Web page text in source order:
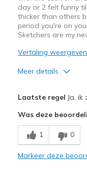
day or 2 felt funny
thicker than others
period you're on
Sketchers are my
Vertaling weergeven
Meer details
Comfortable
Durable
Laatste regel Ja,
Was deze
1 0
Markeer deze